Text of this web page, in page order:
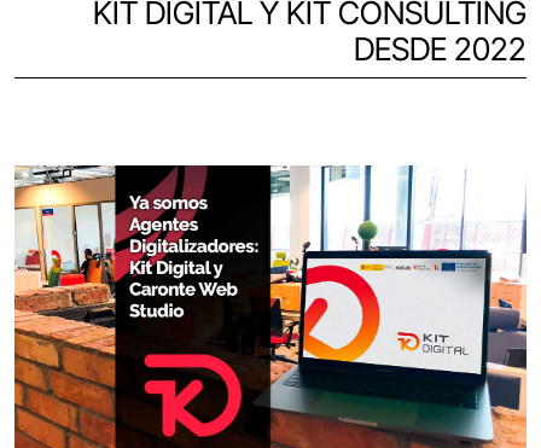
KIT DIGITAL Y KIT CONSULTING
DESDE 2022